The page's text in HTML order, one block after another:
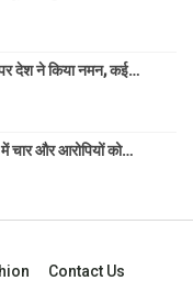
पर देश ने किया नमन, कई…
चार और आरोपियों को…
Contact Us